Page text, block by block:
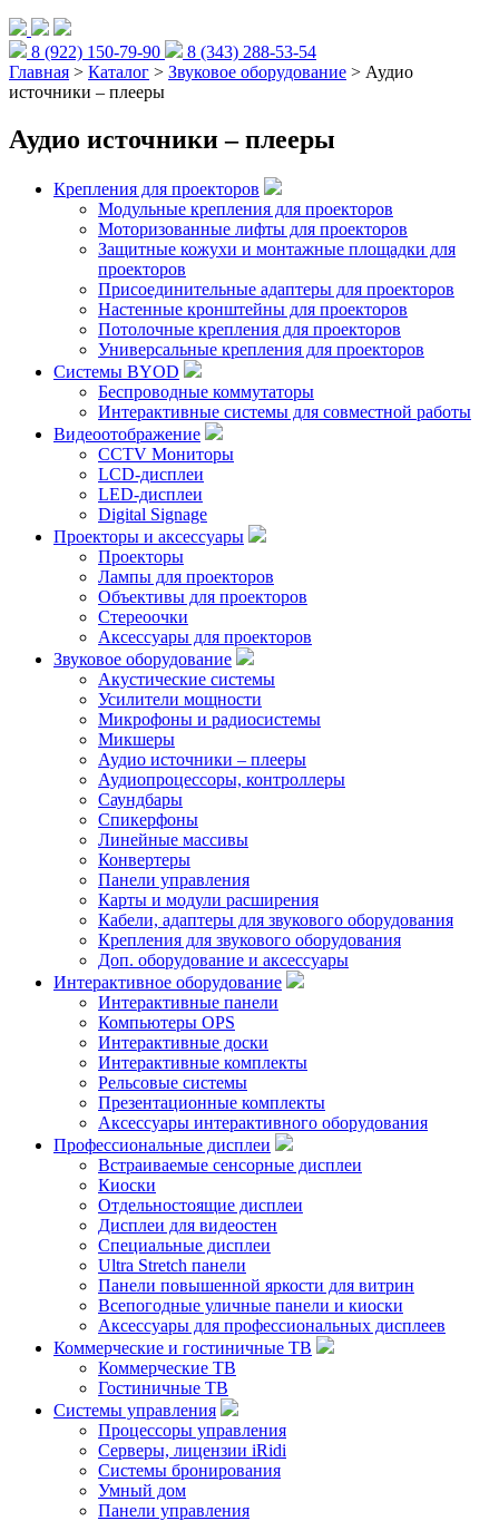
8 (922) 150-79-90
8 (343) 288-53-54
Главная > Каталог > Звуковое оборудование > Аудио
источники – плееры
Аудио источники – плееры
Крепления для проекторов
Модульные крепления для проекторов
Моторизованные лифты для проекторов
Защитные кожухи и монтажные площадки для
проекторов
Присоединительные адаптеры для проекторов
Настенные кронштейны для проекторов
Потолочные крепления для проекторов
Универсальные крепления для проекторов
Системы BYOD
Беспроводные коммутаторы
Интерактивные системы для совместной работы
Видеоотображение
CCTV Мониторы
LCD-дисплеи
LED-дисплеи
Digital Signage
Проекторы и аксессуары
Проекторы
Лампы для проекторов
Объективы для проекторов
Стереоочки
Аксессуары для проекторов
Звуковое оборудование
Акустические системы
Усилители мощности
Микрофоны и радиосистемы
Микшеры
Аудио источники – плееры
Аудиопроцессоры, контроллеры
Саундбары
Спикерфоны
Линейные массивы
Конвертеры
Панели управления
Карты и модули расширения
Кабели, адаптеры для звукового оборудования
Крепления для звукового оборудования
Доп. оборудование и аксессуары
Интерактивное оборудование
Интерактивные панели
Компьютеры OPS
Интерактивные доски
Интерактивные комплекты
Рельсовые системы
Презентационные комплекты
Аксессуары интерактивного оборудования
Профессиональные дисплеи
Встраиваемые сенсорные дисплеи
Киоски
Отдельностоящие дисплеи
Дисплеи для видеостен
Специальные дисплеи
Ultra Stretch панели
Панели повышенной яркости для витрин
Всепогодные уличные панели и киоски
Аксессуары для профессиональных дисплеев
Коммерческие и гостиничные ТВ
Коммерческие ТВ
Гостиничные ТВ
Системы управления
Процессоры управления
Серверы, лицензии iRidi
Системы бронирования
Умный дом
Панели управления